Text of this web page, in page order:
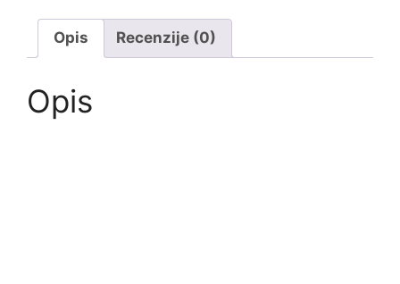
Opis Recenzije (0)
Opis